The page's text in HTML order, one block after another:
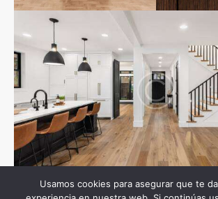
Usamos cookies para asegurar que te